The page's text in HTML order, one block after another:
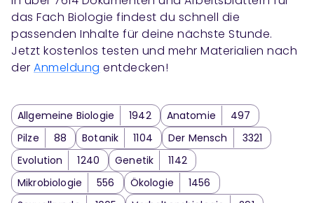
das Fach Biologie findest du schnell die
passenden Inhalte für deine nächste Stunde.
Jetzt kostenlos testen und mehr Materialien nach
der Anmeldung entdecken!
Allgemeine Biologie 1942 Anatomie
497
Pilze
88 Botanik 1104 Der Mensch
3321
Evolution
1240 Genetik
1142
Mikrobiologie
556 Ökologie
1456